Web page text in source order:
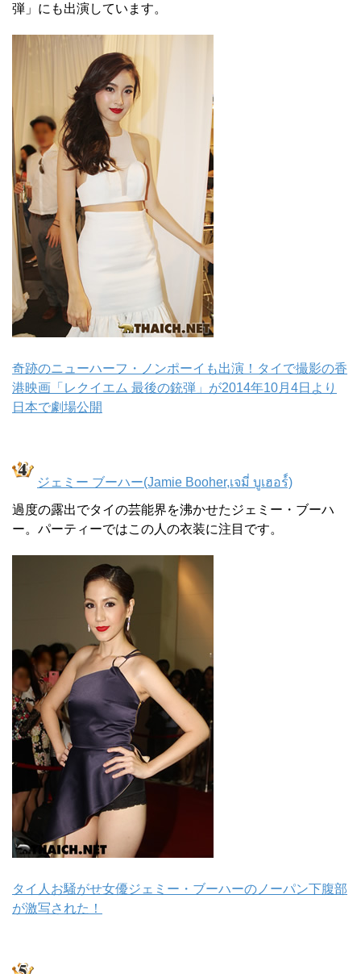
弾」にも出演しています。
奇跡のニューハーフ・ノンポーイも出演！タイで撮影の香
港映画「レクイエム 最後の銃弾」が2014年10月4日より
日本で劇場公開
ジェミー ブーハー(Jamie Booher,เจมี่ บูเฮอร์์)
過度の露出でタイの芸能界を沸かせたジェミー・ブーハ
ー。パーティーではこの人の衣装に注目です。
タイ人お騒がせ女優ジェミー・ブーハーのノーパン下腹部
が激写された！